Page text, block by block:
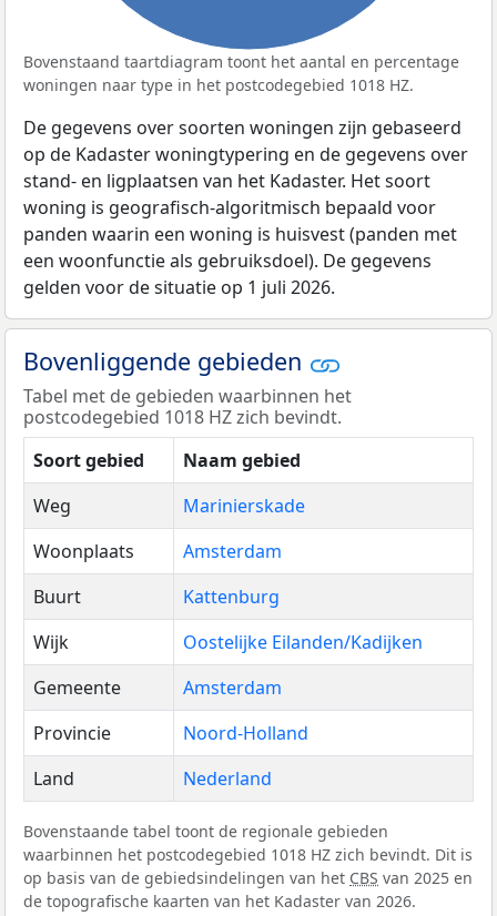
Bovenstaand taartdiagram toont het aantal en percentage
woningen naar type in het postcodegebied 1018 HZ.
De gegevens over soorten woningen zijn gebaseerd
op de Kadaster woningtypering en de gegevens over
stand- en ligplaatsen van het Kadaster. Het soort
woning is geografisch-algoritmisch bepaald voor
panden waarin een woning is huisvest (panden met
een woonfunctie als gebruiksdoel). De gegevens
gelden voor de situatie op 1 juli 2026.
Bovenliggende gebieden
Tabel met de gebieden waarbinnen het
postcodegebied 1018 HZ zich bevindt.
Soort gebied
Naam gebied
Weg
Marinierskade
Woonplaats
Amsterdam
Buurt
Kattenburg
Wijk
Oostelijke Eilanden/Kadijken
Gemeente
Amsterdam
Provincie
Noord-Holland
Land
Nederland
Bovenstaande tabel toont de regionale gebieden
waarbinnen het postcodegebied 1018 HZ zich bevindt. Dit is
op basis van de gebiedsindelingen van het CBS van 2025 en
de topografische kaarten van het Kadaster van 2026.